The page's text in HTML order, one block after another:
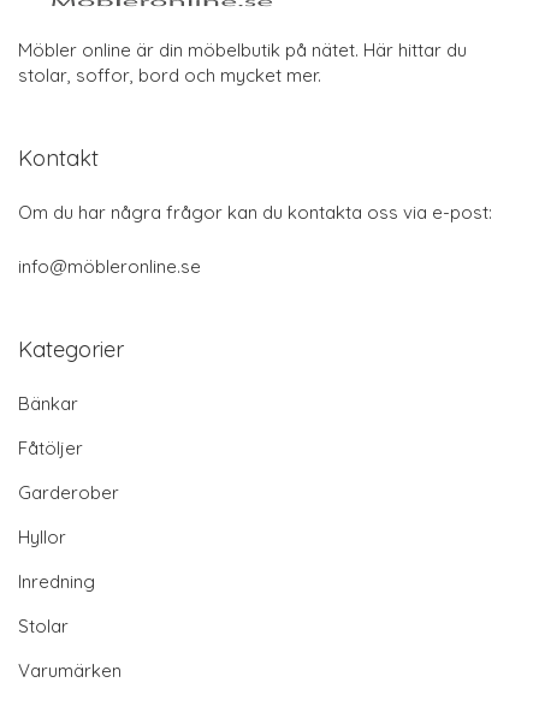
Möbler online är din möbelbutik på nätet. Här hittar du
stolar, soffor, bord och mycket mer.
Kontakt
Om du har några frågor kan du kontakta oss via e-post:
info@möbleronline.se
Kategorier
Bänkar
Fåtöljer
Garderober
Hyllor
Inredning
Stolar
Varumärken